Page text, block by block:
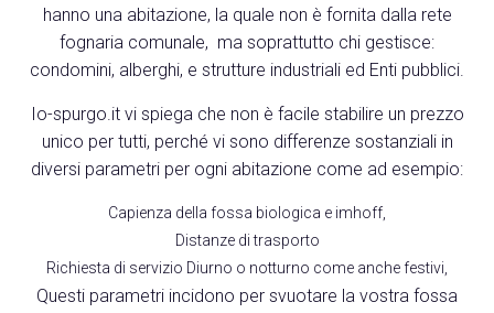
hanno una abitazione, la quale non è fornita dalla rete
fognaria comunale, ma soprattutto chi gestisce:
condomini, alberghi, e strutture industriali ed Enti pubblici.
Io-spurgo.it vi spiega che non è facile stabilire un prezzo
unico per tutti, perché vi sono differenze sostanziali in
diversi parametri per ogni abitazione come ad esempio:
Capienza della fossa biologica e imhoff,
Distanze di trasporto
Richiesta di servizio Diurno o notturno come anche festivi,
Questi parametri incidono per svuotare la vostra fossa